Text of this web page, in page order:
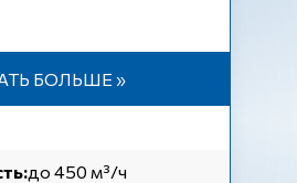
БОЛЬШЕ »
до 450 м³/ч